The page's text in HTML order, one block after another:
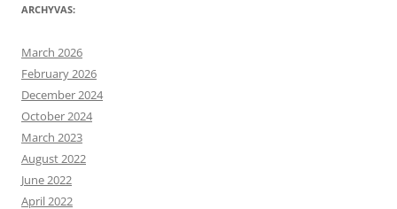
ARCHYVAS:
March 2026
February 2026
December 2024
October 2024
March 2023
August 2022
June 2022
April 2022